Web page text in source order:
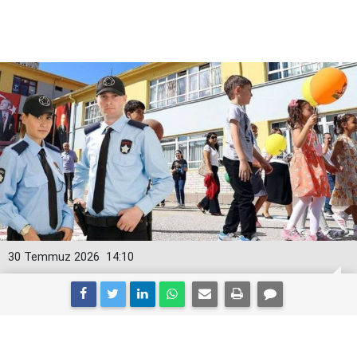
14:10
30 Temmuz 2026